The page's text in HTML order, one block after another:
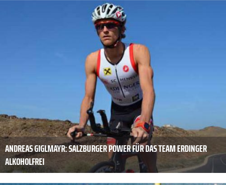
ANDREAS GIGLMAYR: SALZBURGER POWER FÜR DAS TEAM ERDINGER
ALKOHOLFREI